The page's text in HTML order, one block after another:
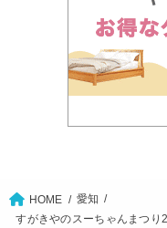
HOME
愛知
すがきやのスーちゃんまつり